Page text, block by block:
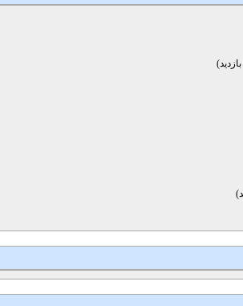
)
)